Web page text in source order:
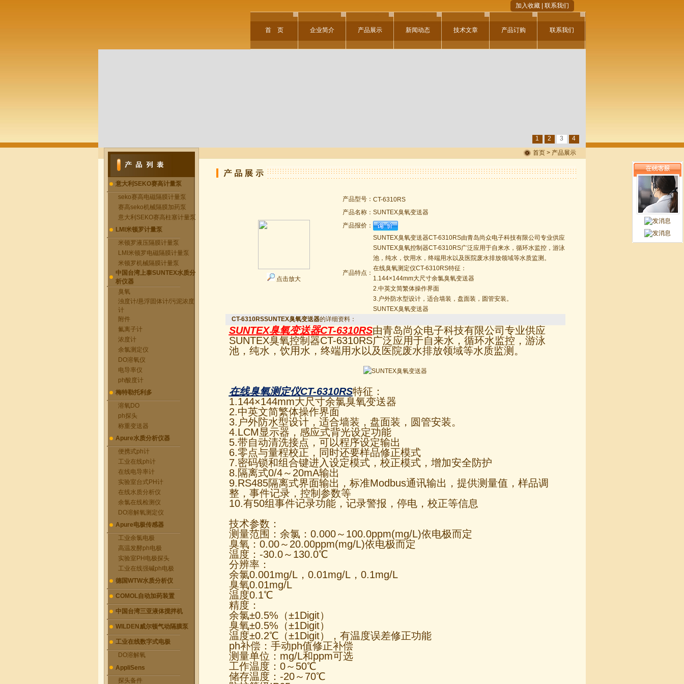
加入收藏 联系我们
首 页 企业简介 产品展示 新闻动态 技术文章 产品订购 联系我们
1 2 3 4
意大利SEKO赛高计量泵
seko赛高电磁隔膜计量泵
赛高seko机械隔膜加药泵
意大利SEKO赛高柱塞计量泵
LMI米顿罗计量泵
米顿罗液压隔膜计量泵
LMI米顿罗电磁隔膜计量泵
米顿罗机械隔膜计量泵
中国台湾上泰SUNTEX水质分
析仪器
臭氧
浊度计/悬浮固体计/污泥浓度
计
附件
氟离子计
浓度计
余氯测定仪
DO溶氧仪
电导率仪
ph酸度计
梅特勒托利多
溶氧DO
ph探头
称重变送器
Apure水质分析仪器
便携式ph计
工业在线ph计
在线电导率计
实验室台式PH计
在线水质分析仪
余氯在线检测仪
DO溶解氧测定仪
Apure电极传感器
工业余氯电极
高温发酵ph电极
实验室PH电极探头
工业在线强碱ph电极
德国WTW水质分析仪
COMOL自动加药装置
中国台湾三亚液体搅拌机
WILDEN威尔顿气动隔膜泵
工业在线数字式电极
DO溶解氧
AppliSens
探头备件
首页 > 产品展示
点击放大
产品型号： CT-6310RS
产品名称： SUNTEX臭氧变送器
产品报价：
产品特点：
SUNTEX臭氧变送器CT-6310RS由青岛尚众电子科技有限公司专业供应
SUNTEX臭氧控制器CT-6310RS广泛应用于自来水，循环水监控，游泳
池，纯水，饮用水，终端用水以及医院废水排放领域等水质监测。
在线臭氧测定仪CT-6310RS特征：
1.144×144mm大尺寸余氯臭氧变送器
2.中英文简繁体操作界面
3.户外防水型设计，适合墙装，盘面装，圆管安装。
SUNTEX臭氧变送器
CT-6310RSSUNTEX臭氧变送器的详细资料：
SUNTEX臭氧变送器CT-6310RS由青岛尚众电子科技有限公司专业供应
SUNTEX臭氧控制器CT-6310RS广泛应用于自来水，循环水监控，游泳
池，纯水，饮用水，终端用水以及医院废水排放领域等水质监测。
在线臭氧测定仪CT-6310RS特征：
1.144×144mm大尺寸余氯臭氧变送器
2.中英文简繁体操作界面
3.户外防水型设计，适合墙装，盘面装，圆管安装。
4.LCM显示器，感应式背光设定功能
5.带自动清洗接点，可以程序设定输出
6.零点与量程校正，同时还要样品修正模式
7.密码锁和组合键进入设定模式，校正模式，增加安全防护
8.隔离式0/4～20mA输出
9.RS485隔离式界面输出，标准Modbus通讯输出，提供测量值，样品调
整，事件记录，控制参数等
10.有50组事件记录功能，记录警报，停电，校正等信息
技术参数：
测量范围：余氯：0.000～100.0ppm(mg/L)依电极而定
臭氧：0.00～20.00ppm(mg/L)依电极而定
温度：-30.0～130.0℃
分辨率：
余氯0.001mg/L，0.01mg/L，0.1mg/L
臭氧0.01mg/L
温度0.1℃
精度：
余氯±0.5%（±1Digit）
臭氧±0.5%（±1Digit）
温度±0.2℃（±1Digit），有温度误差修正功能
ph补偿：手动ph值修正补偿
测量单位：mg/L和ppm可选
工作温度：0～50℃
储存温度：-20～70℃